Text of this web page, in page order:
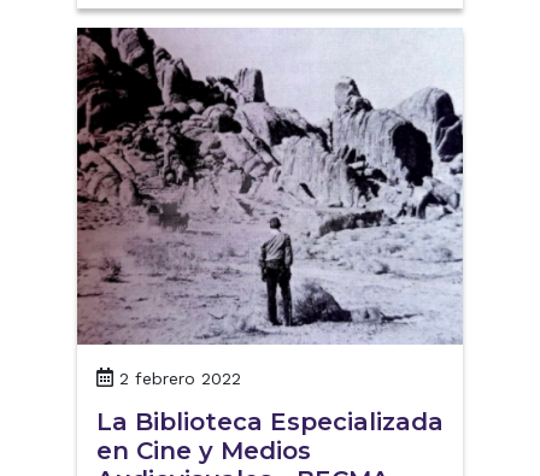
2 febrero 2022
La Biblioteca Especializada
en Cine y Medios